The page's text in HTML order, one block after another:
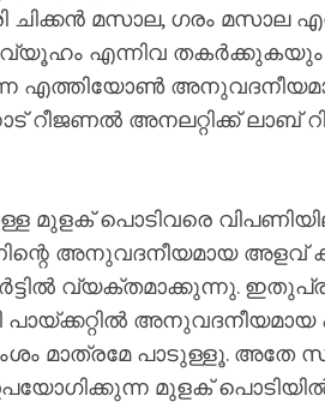
ചിക്കന്‍ മസാല, ഗരം മസാല
എന്നിവ
എത്തിയോണ്‍
അനലറ്റിക്ക് ലാബ്
മുളക് പൊടിവരെ
അനുവദനീയമായ അളവ്
വ്യക്തമാക്കുന്നു.
പായ്ക്കറ്റില്‍
മാത്രമേ പാടുള്ളൂ. അതേ
മുളക് പൊടിയില്‍